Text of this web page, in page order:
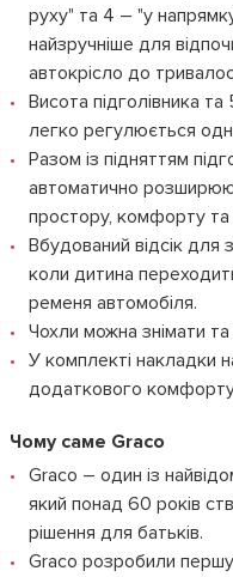
руху" та 4 – "у
найзручніше для
автокрісло до
Висота підголівника
легко регулюється
Разом із підняттям
автоматично
простору, комфорту та
Вбудований відсік для
коли дитина
ременя автомобіля.
Чохли можна знімати
У комплекті накладки
додаткового
Чому саме Graco
Graco – один із
який понад 60 років
рішення для батьків.
Graco розробили першу